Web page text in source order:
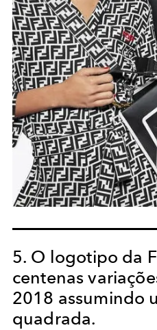
5. O logotipo da
centenas
2018 assumindo
quadrada.